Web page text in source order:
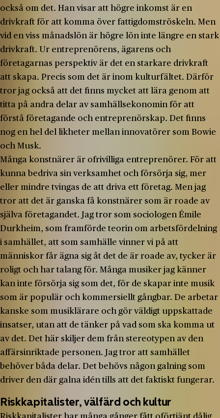
också om det. Han visar att högre inkomst är en
drivkraft för att komma över fattigdomströskeln. Men
vid en viss månadslön är högre lön inte längre en stark
drivkraft. Ur entreprenörens, ägarens och
företagarnas perspektiv är det en starkare drivkraft
att skapa. Precis som det är inom kulturfältet. Därför
tror jag också att det finns mycket att lära genom att
titta på andra delar av samhällsekonomin för att
förstå företagande och entreprenörskap. Det finns
nog en hel del likheter mellan innovatörer som Bowie
och Musk.
Många konstnärer är ofrivilliga entreprenörer. För att
kunna bedriva sin verksamhet och försörja sig, mer
eller mindre tvingas de att driva ett företag. Men jag
tror att det är ganska få konstnärer som är roade av
själva företagandet. Jag tror som sociologen Émile
Durkheim, som framförde teorin om arbetsfördelning
i samhället, att som samhälle vinner vi på att
människor får ägna sig åt det de är roade av, tycker är
roligt och har talang för. Många musiker jag känner
kan inte försörja sig som det, för de skapar inte musik
som är populär och kommersiellt gångbar. De arbetar
kanske som musiklärare och gör väldigt uppskattade
insatser, utan att de tänker på vad som ska komma ut
av det. Det här skiljer dem från stereotypen av den
affärsinriktade personen. Jag tror att samhället
behöver båda delar. Det behövs någon galning som
driver den där galna idén tills att det faktiskt fungerar.
Riskkapitalister, välfärd och kultur